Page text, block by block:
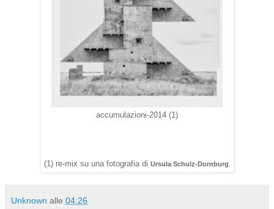
accumulazioni-2014 (1)
(1) re-mix su una fotografia di Ursula Schulz-Dornburg
Unknown alle 04:26